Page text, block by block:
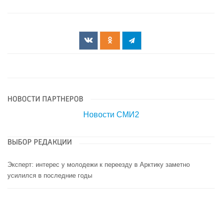
НОВОСТИ ПАРТНЕРОВ
Новости СМИ2
ВЫБОР РЕДАКЦИИ
Эксперт: интерес у молодежи к переезду в Арктику заметно
усилился в последние годы